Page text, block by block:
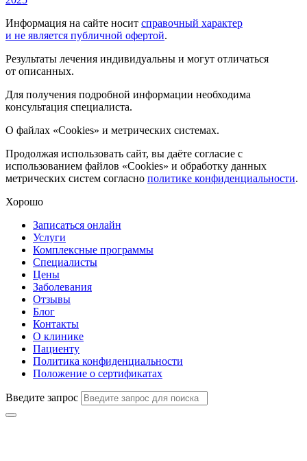
Информация на сайте носит справочный характер
и не является публичной офертой.
Результаты лечения индивидуальны и могут отличаться
от описанных.
Для получения подробной информации необходима
консультация специалиста.
О файлах «Cookies» и метрических системах.
Продолжая использовать сайт, вы даёте согласие с
использованием файлов «Cookies» и обработку данных
метрических систем согласно политике конфиденциальности.
Хорошо
Записаться онлайн
Услуги
Комплексные программы
Специалисты
Цены
Заболевания
Отзывы
Блог
Контакты
О клинике
Пациенту
Политика конфиденциальности
Положение о сертификатах
Введите запрос